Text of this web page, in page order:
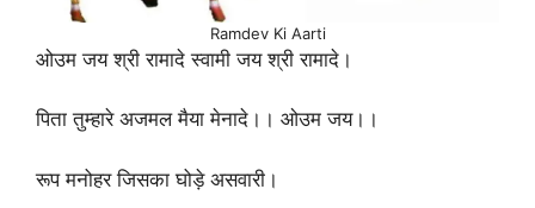
Ramdev Ki Aarti
ओउम जय श्री रामादे स्वामी जय श्री रामादे।
पिता तुम्हारे अजमल मैया मेनादे।। ओउम जय।।
रूप मनोहर जिसका घोड़े असवारी।